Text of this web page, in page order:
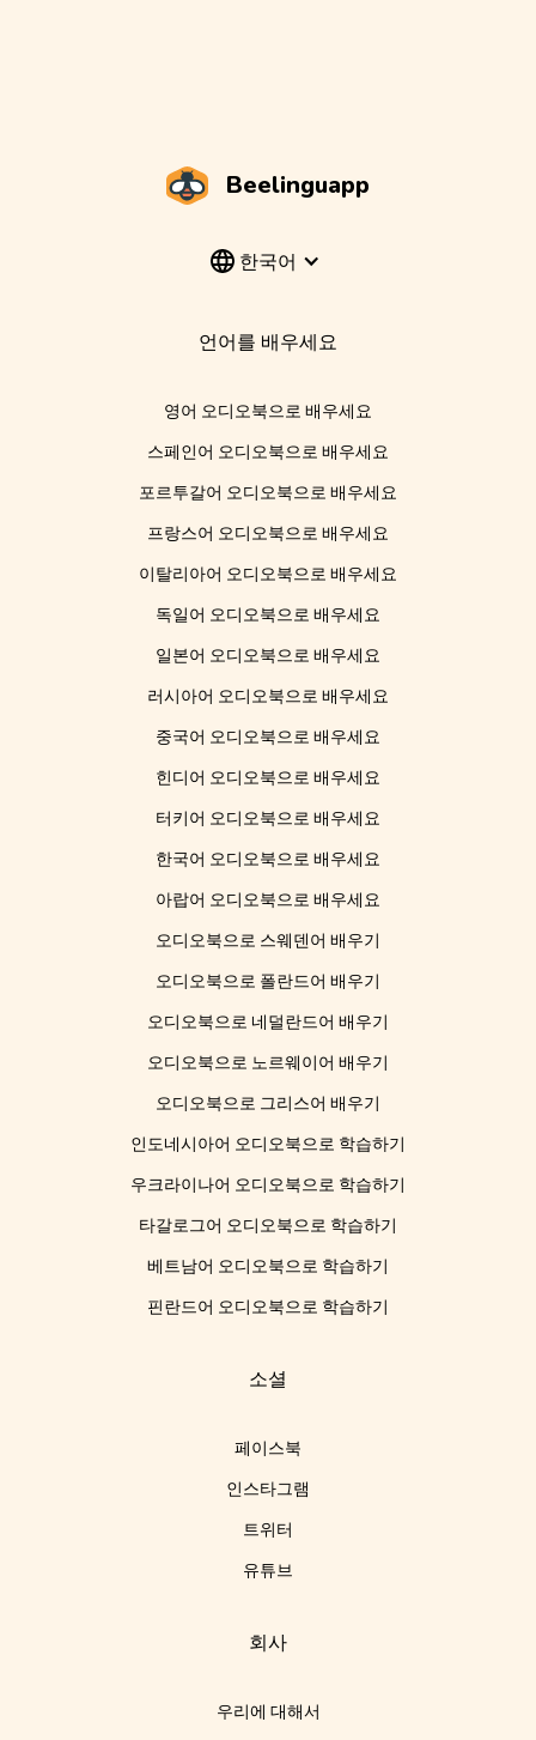
Beelinguapp
한국어
언어를 배우세요
영어 오디오북으로 배우세요
스페인어 오디오북으로 배우세요
포르투갈어 오디오북으로 배우세요
프랑스어 오디오북으로 배우세요
이탈리아어 오디오북으로 배우세요
독일어 오디오북으로 배우세요
일본어 오디오북으로 배우세요
러시아어 오디오북으로 배우세요
중국어 오디오북으로 배우세요
힌디어 오디오북으로 배우세요
터키어 오디오북으로 배우세요
한국어 오디오북으로 배우세요
아랍어 오디오북으로 배우세요
오디오북으로 스웨덴어 배우기
오디오북으로 폴란드어 배우기
오디오북으로 네덜란드어 배우기
오디오북으로 노르웨이어 배우기
오디오북으로 그리스어 배우기
인도네시아어 오디오북으로 학습하기
우크라이나어 오디오북으로 학습하기
타갈로그어 오디오북으로 학습하기
베트남어 오디오북으로 학습하기
핀란드어 오디오북으로 학습하기
소셜
페이스북
인스타그램
트위터
유튜브
회사
우리에 대해서